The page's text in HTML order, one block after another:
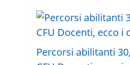
Percorsi abilitanti